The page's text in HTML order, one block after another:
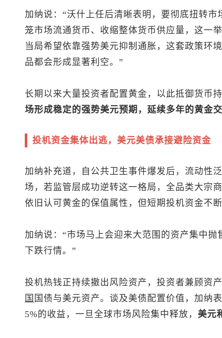
加纳说：“沃什上任后清晰表明，要彻底扭转
笼市场流通货币、收缩整体货币供应量，这一
当局希望依靠强势美元抑制通胀，这套政策环
品都会形成显著利空。”
长期以来大量投资者配置黄金，以此抵御货币
场形成稳定的强势美元预期，延续多年的黄金
投机资金集体出逃，美元美债承接避险资金
加纳补充道，自公共卫生事件爆发后，流动性
场，若监管层成功逆转这一格局，全品类大宗
依旧认可黄金的保值属性，但短期投机资金不
加纳说：“市场马上会迎来大范围的资产集中
下跌行情。”
投机热钱正持续撤出风险资产，投资者兼顾资
国 国债与美元资产。谈及美债配置价值，加纳
5%的收益，一旦全球市场风险集中释放， 美元